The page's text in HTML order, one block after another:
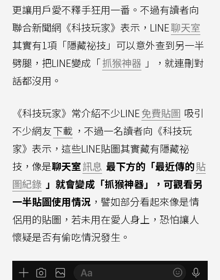
更讓用戶愛不釋手狂用一番。不過有讀者向
聯合新聞網《科技玩家》表示，LINE聊天室
其實有1項「隱藏祕技」可以意外查到另一半
劈腿，把LINE變成「抓猴神器 」，就連刪對
話都沒用。
《科技玩家》常介紹不少LINE免費貼圖 吸引
不少網友下載 ，不過一名讀者向《科技玩
家》表示，這些LINE貼圖其實藏有隱藏祕
技，像是聊天室訊息 最下方的「最近傳的貼
圖紀錄 」就會變成「抓猴神器」，可觀看另
一半貼圖使用情況 ，譬如部分看起來像是情
侶用的貼圖，若未用在愛人身上，恐怕讓人
懷疑是否有偷吃情況發生。